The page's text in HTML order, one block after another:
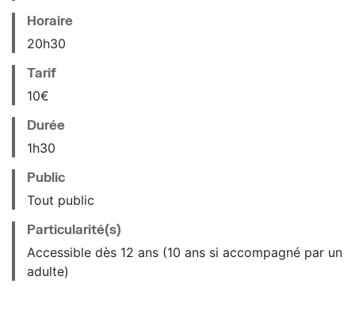
Horaire
20h30
Tarif
10€
Durée
1h30
Public
Tout public
Particularité(s)
Accessible dès 12 ans (10 ans si accompagné par un
adulte)